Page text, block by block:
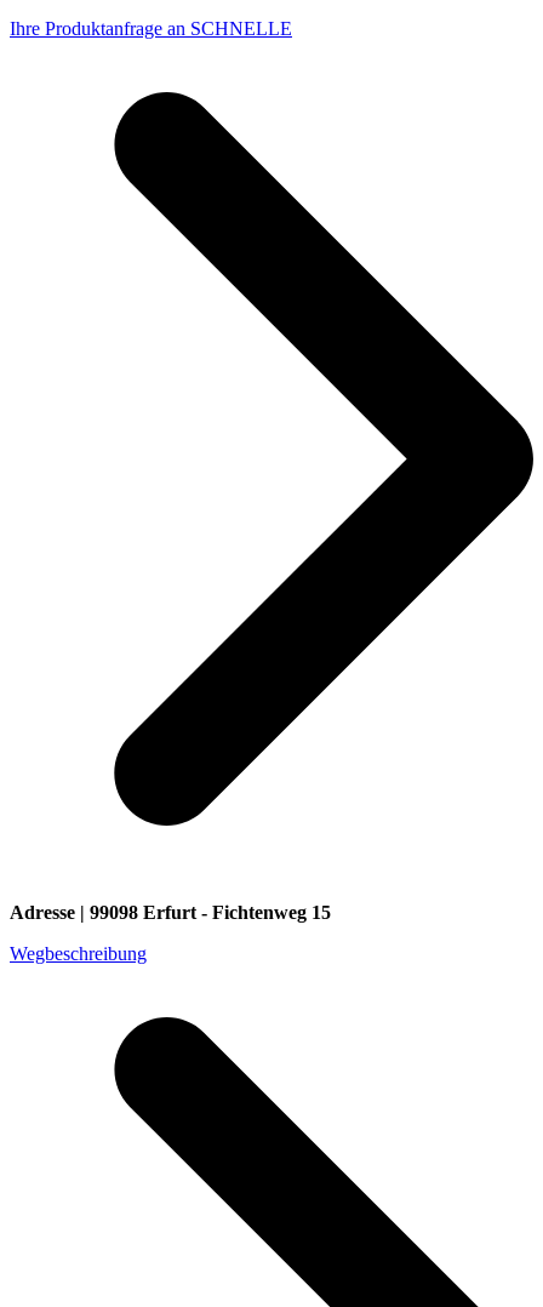
Ihre Produktanfrage an SCHNELLE
Adresse | 99098 Erfurt - Fichtenweg 15
Wegbeschreibung